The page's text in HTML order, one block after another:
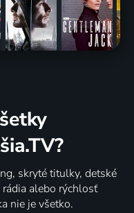
skryté titulky, detské
alebo rýchlosť
nie je všetko.